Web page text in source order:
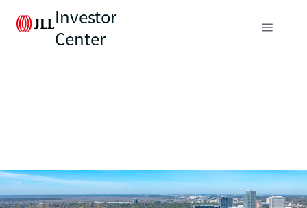
Investor
Center